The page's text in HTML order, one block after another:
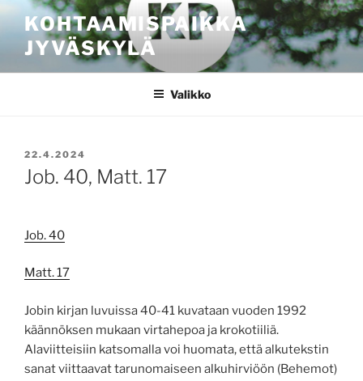
sisältöönKOHTAAMISPAIKKA
JYVÄSKYLÄ
Valikko
JULKAISTU
22.4.2024
Job. 40, Matt. 17
Job. 40
Matt. 17
Jobin kirjan luvuissa 40-41 kuvataan vuoden 1992
käännöksen mukaan virtahepoa ja krokotiiliä.
Alaviitteisiin katsomalla voi huomata, että alkutekstin
sanat viittaavat tarunomaiseen alkuhirviöön (Behemot)